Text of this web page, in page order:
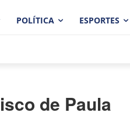
POLÍTICA ESPORTES
de Paula